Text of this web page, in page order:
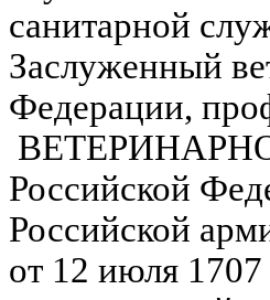
санитарной
Заслуженный
Федерации,
ВЕТЕРИНАРНО-
Российской
Российской
от 12 июля